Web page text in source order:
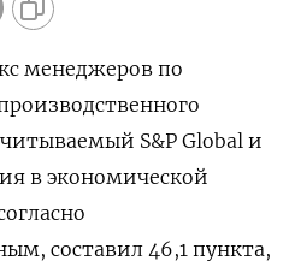
менеджеров по
S&P Global и
в экономической
составил 46,1 пункта,